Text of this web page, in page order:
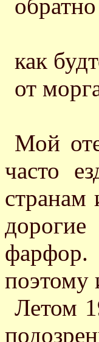
как
от
Мой
часто
странам
фарфор.
поэтому
Летом